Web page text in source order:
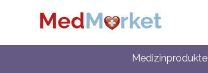
Medizinprodukte